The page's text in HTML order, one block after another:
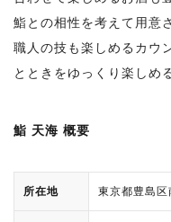
鮨との相性を考えて用意
職人の技も楽しめるカウ
とときをゆっくり楽しめ
鮨 天海 概要
所在地 東京都豊島